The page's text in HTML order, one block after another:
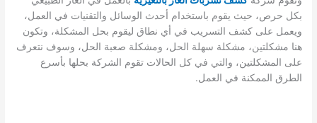
بكل حرص، حيث يقوم باستخدام أحدث الوسائل والتقنيات في العمل،
ويعمل على كشف التسريب في أي نطاق ليقوم بحل المشكلة، وتكون
هنا مشكلتين، مشكلة سهلة الحل، ومشكلة صعبة الحل، وسوف نتعرف
على المشكلتين، والتي في كل الحالات تقوم الشركة بحلها بأسرع
الطرق الممكنة في العمل.